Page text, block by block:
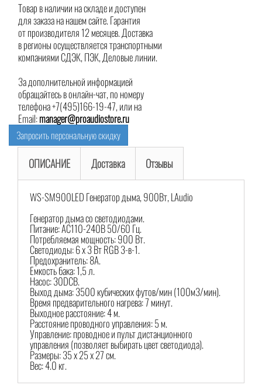
Товар в наличии на складе и доступен
для заказа на нашем сайте. Гарантия
от производителя 12 месяцев. Доставка
в регионы осуществляется транспортными
компаниями СДЭК, ПЭК, Деловые линии.
За дополнительной информацией
обращайтесь в онлайн-чат, по номеру
телефона +7(495)166-19-47, или на
Email:manager@proaudiostore.ru
Запросить персональную скидку
ОПИСАНИЕ Доставка Отзывы
WS-SM900LED Генератор дыма, 900Вт, LAudio
Генератор дыма со светодиодами.
Питание: AC110-240В 50/60 Гц.
Потребляемая мощность: 900 Вт.
Светодиоды: 6 х 3 Вт RGB 3-в-1.
Предохранитель: 8А.
Емкость бака: 1,5 л.
Насос: 30DCB.
Выход дыма: 3500 кубических футов/мин (100м3/мин).
Время предварительного нагрева: 7 минут.
Выходное расстояние: 4 м.
Расстояние проводного управления: 5 м.
Управление: проводное и пульт дистанционного
управления (позволяет выбирать цвет светодиода).
Размеры: 35 х 25 х 27 см.
Вес: 4.0 кг.